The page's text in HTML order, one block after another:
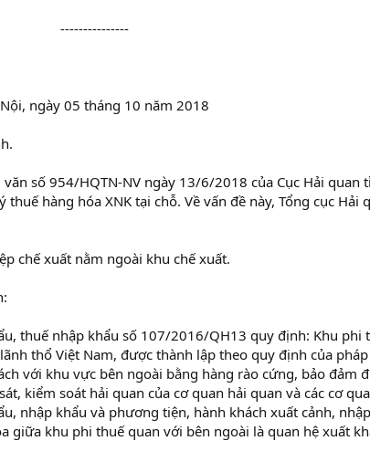
---------------​
ngày 05 tháng 10 năm 2018​
số 954/HQTN-NV ngày 13/6/2018 của Cục Hải quan
hàng hóa XNK tại chỗ. Về vấn đề này, Tổng cục Hải
chế xuất nằm ngoài khu chế xuất.
thuế nhập khẩu số 107/2016/QH13 quy định: Khu phi
thổ Việt Nam, được thành lập theo quy định của
với khu vực bên ngoài bằng hàng rào cứng, bảo đảm
kiểm soát hải quan của cơ quan hải quan và các cơ
nhập khẩu và phương tiện, hành khách xuất cảnh,
giữa khu phi thuế quan với bên ngoài là quan hệ xuất